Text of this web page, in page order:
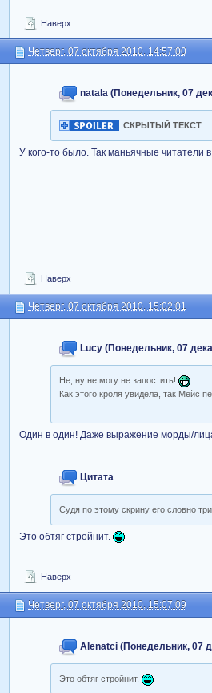
Наверх
Четверг, 07 октября 2010, 14:57:00
natala (Понедельник, 07
СКРЫТЫЙ ТЕКСТ
У кого-то было. Так маньячные
Наверх
Четверг, 07 октября 2010, 15:02:01
Lucy (Понедельник, 07
Не, ну не могу не запостить!
Как этого кроля увидела, так Мейс
Один в один! Даже выражение морды/
Цитата
Судя по этому скрину его словно
Это обтяг стройнит.
Наверх
Четверг, 07 октября 2010, 15:07:09
Alenatci (Понедельник, 07
Это обтяг стройнит.